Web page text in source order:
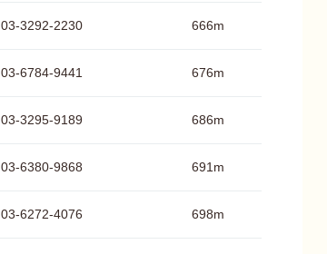
03-3292-2230 666m
03-6784-9441 676m
03-3295-9189 686m
03-6380-9868 691m
03-6272-4076 698m